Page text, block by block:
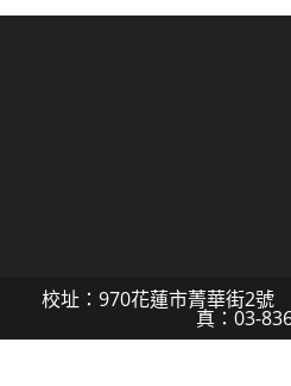
校址：970花蓮市菁華街2
真：03-